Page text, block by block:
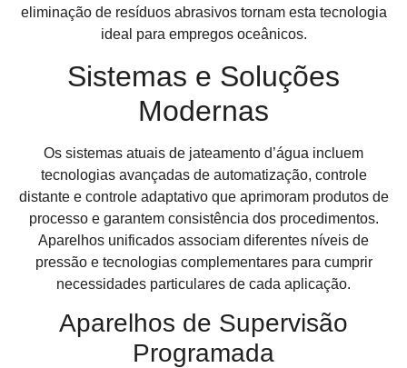
eliminação de resíduos abrasivos tornam esta tecnologia
ideal para empregos oceânicos.
Sistemas e Soluções
Modernas
Os sistemas atuais de jateamento d’água incluem
tecnologias avançadas de automatização, controle
distante e controle adaptativo que aprimoram produtos de
processo e garantem consistência dos procedimentos.
Aparelhos unificados associam diferentes níveis de
pressão e tecnologias complementares para cumprir
necessidades particulares de cada aplicação.
Aparelhos de Supervisão
Programada